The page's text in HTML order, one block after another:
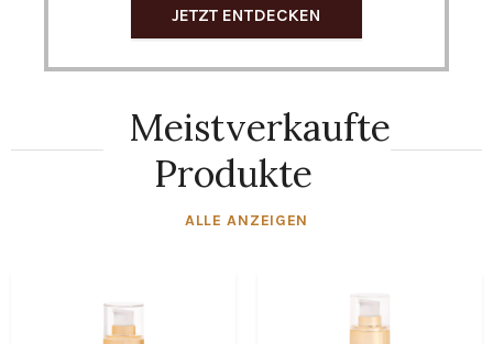
JETZT ENTDECKEN
Meistverkaufte
Produkte
ALLE ANZEIGEN